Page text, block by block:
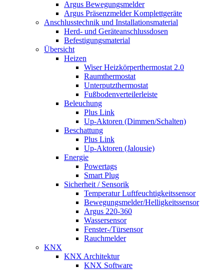
Argus Bewegungsmelder
Argus Präsenzmelder Komplettgeräte
Anschlusstechnik und Installationsmaterial
Herd- und Geräteanschlussdosen
Befestigungsmaterial
Übersicht
Heizen
Wiser Heizkörperthermostat 2.0
Raumthermostat
Unterputzthermostat
Fußbodenverteilerleiste
Beleuchung
Plus Link
Up-Aktoren (Dimmen/Schalten)
Beschattung
Plus Link
Up-Aktoren (Jalousie)
Energie
Powertags
Smart Plug
Sicherheit / Sensorik
Temperatur Luftfeuchtigkeitssensor
Bewegungsmelder/Helligkeitssensor
Argus 220-360
Wassersensor
Fenster-/Türsensor
Rauchmelder
KNX
KNX Architektur
KNX Software